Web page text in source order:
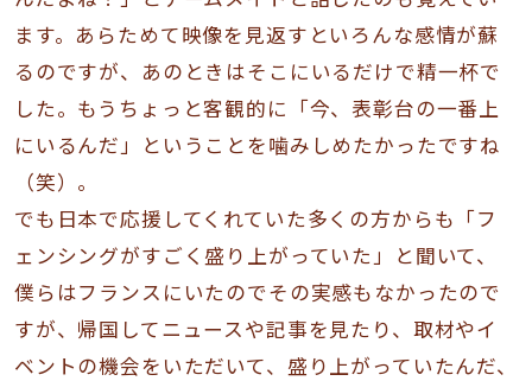
ます。あらためて映像を見返すといろんな感情が蘇
るのですが、あのときはそこにいるだけで精一杯で
した。もうちょっと客観的に「今、表彰台の一番上
にいるんだ」ということを噛みしめたかったですね
（笑）。
でも日本で応援してくれていた多くの方からも「フ
ェンシングがすごく盛り上がっていた」と聞いて、
僕らはフランスにいたのでその実感もなかったので
すが、帰国してニュースや記事を見たり、取材やイ
ベントの機会をいただいて、盛り上がっていたんだ、